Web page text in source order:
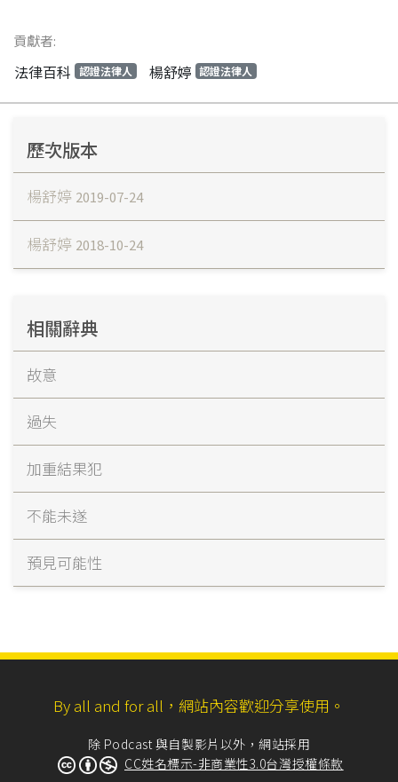
貢獻者:
法律百科 認證法律人 楊舒婷 認證法律人
歷次版本
楊舒婷 2019-07-24
楊舒婷 2018-10-24
相關辭典
故意
過失
加重結果犯
不能未遂
預見可能性
By all and for all，網站內容歡迎分享使用。
除 Podcast 與自製影片以外，網站採用
CC姓名標示-非商業性3.0台灣授權條款